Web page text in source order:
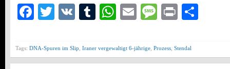
Facebook
Twitter
VK Tumblr
WhatsApp
EmailMessage
Print
Tags: DNA-Spuren im Slip Iraner vergewaltigt 6-jährige Prozess Stendal